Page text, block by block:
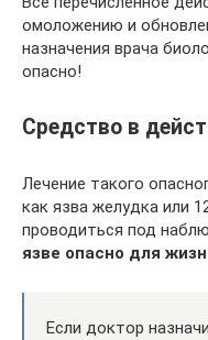
омоложению и
назначения врача
опасно!
Средство в
Лечение такого
как язва желудка или
проводиться под
язве опасно для
Если доктор